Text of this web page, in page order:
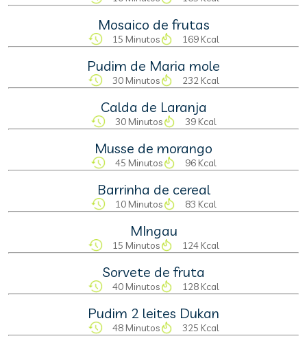
Mosaico de frutas
15 Minutos 169 Kcal
Pudim de Maria mole
30 Minutos 232 Kcal
Calda de Laranja
30 Minutos 39 Kcal
Musse de morango
45 Minutos 96 Kcal
Barrinha de cereal
10 Minutos 83 Kcal
MIngau
15 Minutos 124 Kcal
Sorvete de fruta
40 Minutos 128 Kcal
Pudim 2 leites Dukan
48 Minutos 325 Kcal